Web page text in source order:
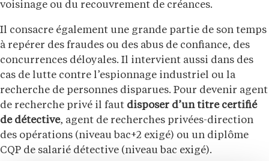
voisinage ou du recouvrement de créances.
Il consacre également une grande partie de son temps
à repérer des fraudes ou des abus de confiance, des
concurrences déloyales. Il intervient aussi dans des
cas de lutte contre l’espionnage industriel ou la
recherche de personnes disparues. Pour devenir agent
de recherche privé il faut disposer d’un titre certifié
de détective, agent de recherches privées-direction
des opérations (niveau bac+2 exigé) ou un diplôme
CQP de salarié détective (niveau bac exigé).